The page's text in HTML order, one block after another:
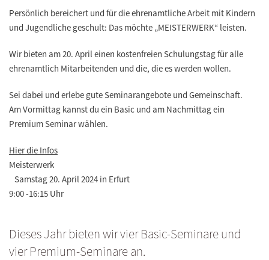
Persönlich bereichert und für die ehrenamtliche Arbeit mit Kindern
und Jugendliche geschult: Das möchte „MEISTERWERK“ leisten.
Wir bieten am20. April einen kostenfreien Schulungstagfür alle
ehrenamtlich Mitarbeitenden und die, die es werden wollen.
Sei dabei und erlebe gute Seminarangebote und Gemeinschaft.
Am Vormittag kannst du ein Basic und am Nachmittag ein
Premium Seminar wählen.
Hier die Infos
Meisterwerk
Samstag 20. April 2024 in Erfurt
9:00 -16:15 Uhr
Dieses Jahr bieten wir vier Basic-Seminare und
vier Premium-Seminare an.